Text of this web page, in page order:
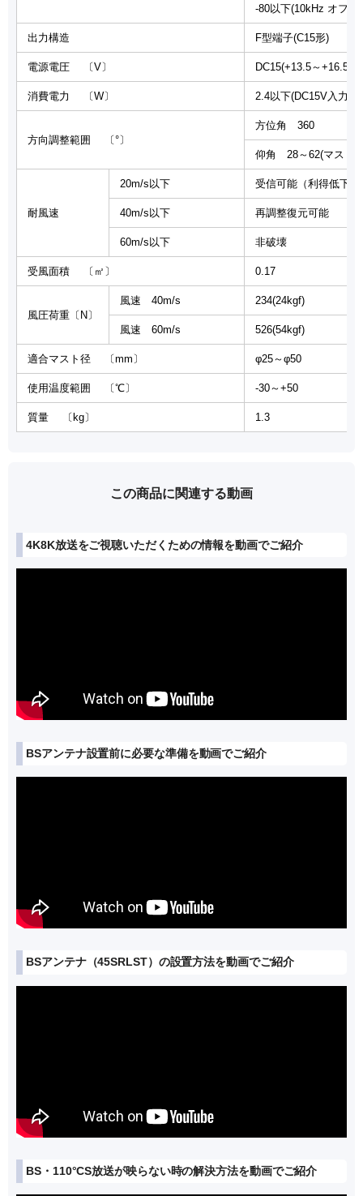
-80以下(10kHz オフセ
出力構造 F型端子(C15形)
電源電圧 〔V〕 DC15(+13.5～+16.5)
消費電力 〔W〕 2.4以下(DC15V入力時)
方向調整範囲 〔°〕
方位角 360
仰角 28～62(マスト
耐風速
20m/s以下 受信可能（利得低下
40m/s以下 再調整復元可能
60m/s以下 非破壊
受風面積 〔㎡〕 0.17
風圧荷重〔N〕
風速 40m/s 234(24kgf)
風速 60m/s 526(54kgf)
適合マスト径 〔mm〕 φ25～φ50
使用温度範囲 〔℃〕 -30～+50
質量 〔kg〕 1.3
この商品に関連する動画
4K8K放送をご視聴いただくための情報を動画でご紹介
BSアンテナ設置前に必要な準備を動画でご紹介
BSアンテナ（45SRLST）の設置方法を動画でご紹介
BS・110°CS放送が映らない時の解決方法を動画でご紹介